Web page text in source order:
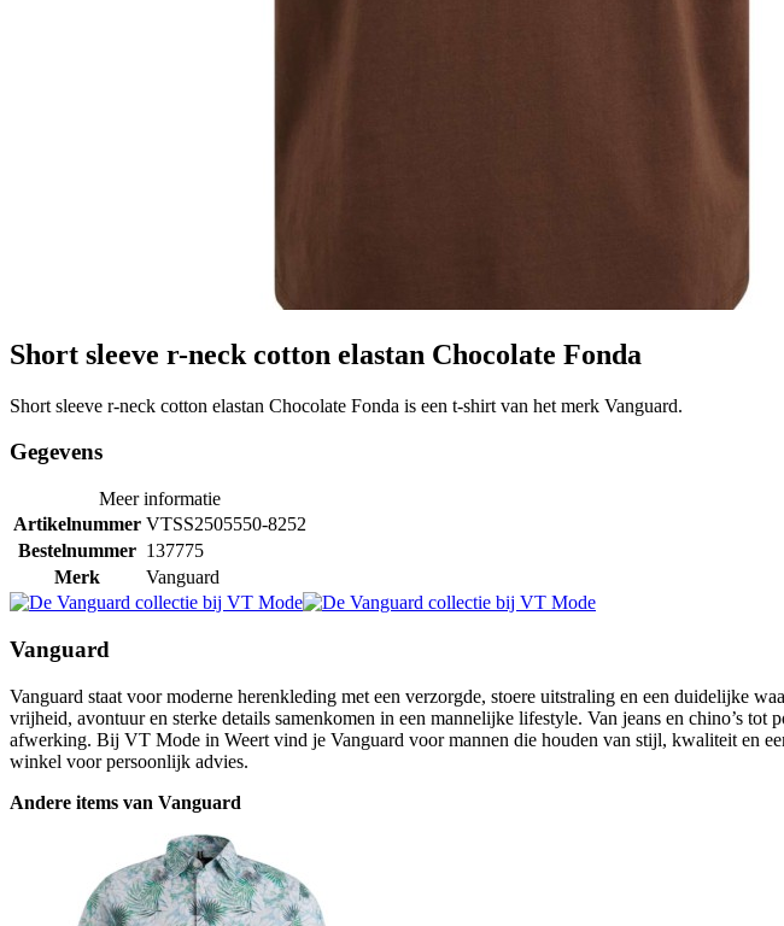
Short sleeve r-neck cotton elastan Chocolate Fonda
Short sleeve r-neck cotton elastan Chocolate Fonda is een t-shirt van het merk Vanguard.
Gegevens
Meer informatie
Artikelnummer VTSS2505550-8252
Bestelnummer 137775
Merk
Vanguard
Vanguard
Vanguard staat voor moderne herenkleding met een verzorgde, stoere uitstraling en een duidelijke
vrijheid, avontuur en sterke details samenkomen in een mannelijke lifestyle. Van jeans en chino’s
afwerking. Bij VT Mode in Weert vind je Vanguard voor mannen die houden van stijl, kwaliteit en
winkel voor persoonlijk advies.
Andere items van Vanguard